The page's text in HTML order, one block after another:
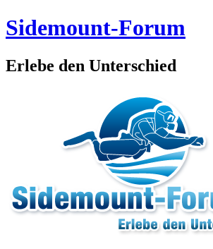
Sidemount-Forum
Erlebe den Unterschied